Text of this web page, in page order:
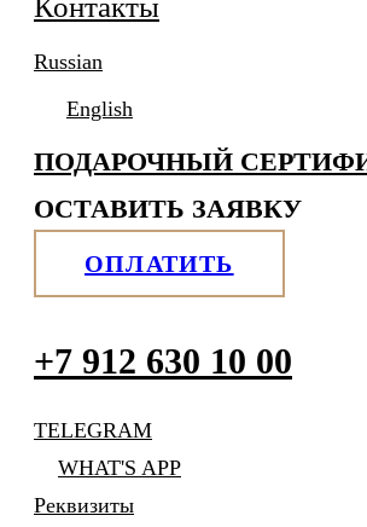
Контакты
Russian
English
ПОДАРОЧНЫЙ
ОСТАВИТЬ ЗАЯВКУ
ОПЛАТИТЬ
+7 912 630 10 00
TELEGRAM
WHAT'S APP
Реквизиты